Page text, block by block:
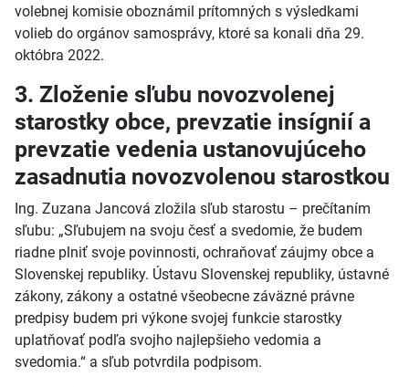
volebnej komisie oboznámil prítomných s výsledkami
volieb do orgánov samosprávy, ktoré sa konali dňa 29.
októbra 2022.
3. Zloženie sľubu novozvolenej
starostky obce, prevzatie insígnií a
prevzatie vedenia ustanovujúceho
zasadnutia novozvolenou starostkou
Ing. Zuzana Jancová zložila sľub starostu – prečítaním
sľubu: „Sľubujem na svoju česť a svedomie, že budem
riadne plniť svoje povinnosti, ochraňovať záujmy obce a
Slovenskej republiky. Ústavu Slovenskej republiky, ústavné
zákony, zákony a ostatné všeobecne záväzné právne
predpisy budem pri výkone svojej funkcie starostky
uplatňovať podľa svojho najlepšieho vedomia a
svedomia.“ a sľub potvrdila podpisom.